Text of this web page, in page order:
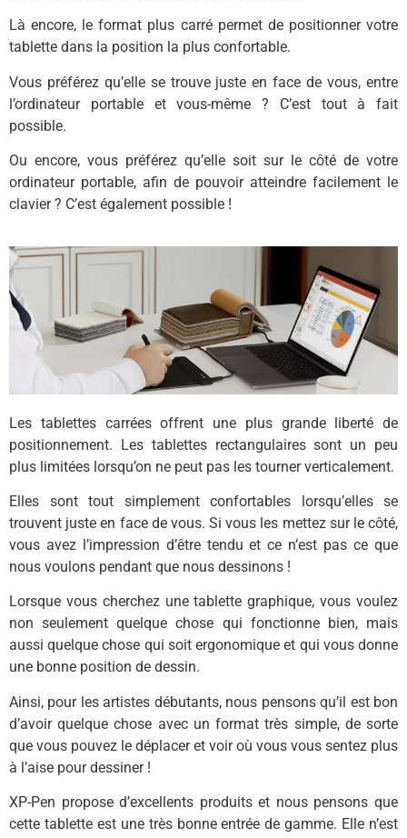
Là encore, le format plus carré permet de positionner votre
tablette dans la position la plus confortable.
Vous préférez qu’elle se trouve juste en face de vous, entre
l’ordinateur portable et vous-même ? C’est tout à fait
possible.
Ou encore, vous préférez qu’elle soit sur le côté de votre
ordinateur portable, afin de pouvoir atteindre facilement le
clavier ? C’est également possible !
Les tablettes carrées offrent une plus grande liberté de
positionnement. Les tablettes rectangulaires sont un peu
plus limitées lorsqu’on ne peut pas les tourner verticalement.
Elles sont tout simplement confortables lorsqu’elles se
trouvent juste en face de vous. Si vous les mettez sur le côté,
vous avez l’impression d’être tendu et ce n’est pas ce que
nous voulons pendant que nous dessinons !
Lorsque vous cherchez une tablette graphique, vous voulez
non seulement quelque chose qui fonctionne bien, mais
aussi quelque chose qui soit ergonomique et qui vous donne
une bonne position de dessin.
Ainsi, pour les artistes débutants, nous pensons qu’il est bon
d’avoir quelque chose avec un format très simple, de sorte
que vous pouvez le déplacer et voir où vous vous sentez plus
à l’aise pour dessiner !
XP-Pen propose d’excellents produits et nous pensons que
cette tablette est une très bonne entrée de gamme. Elle n’est